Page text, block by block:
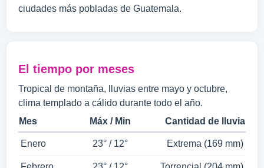
ciudades más pobladas de Guatemala.
El tiempo por meses
Tropical de montaña, lluvias entre mayo y octubre,
clima templado a cálido durante todo el año.
Mes
Máx / Min Cantidad de lluvia
Enero 23° / 12° Extrema (169 mm)